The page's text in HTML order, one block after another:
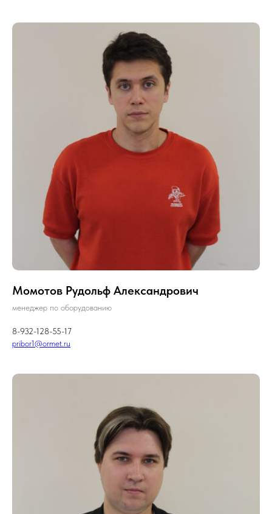
Момотов Рудольф Александрович
менеджер по оборудованию
8-932-128-55-17
pribor1@ormet.ru